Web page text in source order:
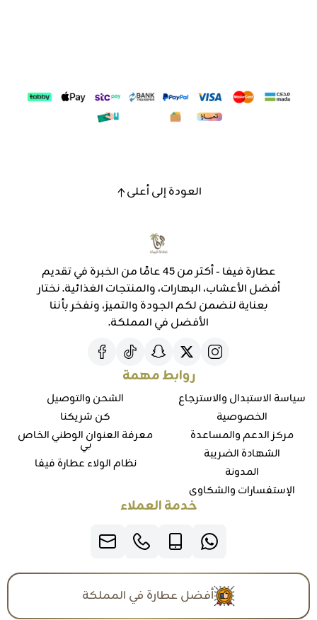
العودة إلى أعلى
عطارة فيفا - أكثر من 45 عامًا من الخبرة في تقديم
أفضل الأعشاب، البهارات، والمنتجات الغذائية. نختار
بعناية لنضمن لكم الجودة والتميز، ونفخر بأننا
الأفضل في المملكة.
روابط مهمة
سياسة الاستبدال والاسترجاع
الخصوصية
مركز الدعم والمساعدة
الشهادة الضريبة
المدونة
الإستفسارات والشكاوي
الشحن والتوصيل
كن شريكنا
معرفة العنوان الوطني الخاص
بي
نظام الولاء عطارة فيفا
خدمة العملاء
أفضل عطارة في المملكة